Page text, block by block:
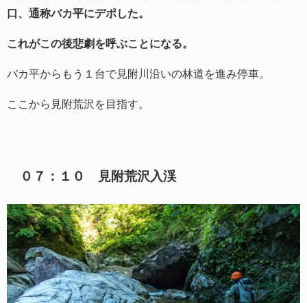
口、通称バカ平にデポした。
これがこの後悲劇を呼ぶことになる。
バカ平からもう１台で見附川沿いの林道を進み停車。
ここから見附荒沢を目指す。
０７：１０ 見附荒沢入渓